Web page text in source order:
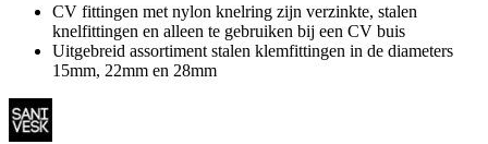
CV fittingen met nylon knelring zijn verzinkte, stalen
knelfittingen en alleen te gebruiken bij een CV buis
Uitgebreid assortiment stalen klemfittingen in de diameters
15mm, 22mm en 28mm